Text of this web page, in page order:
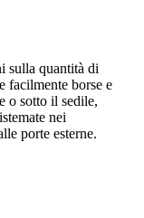
sulla quantità di
facilmente borse e
o sotto il sedile,
nei
porte esterne.